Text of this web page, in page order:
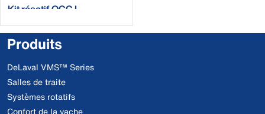
Kit réactif OCC I
Produits
DeLaval VMS™ Series
Salles de traite
Systèmes rotatifs
Confort de la vache